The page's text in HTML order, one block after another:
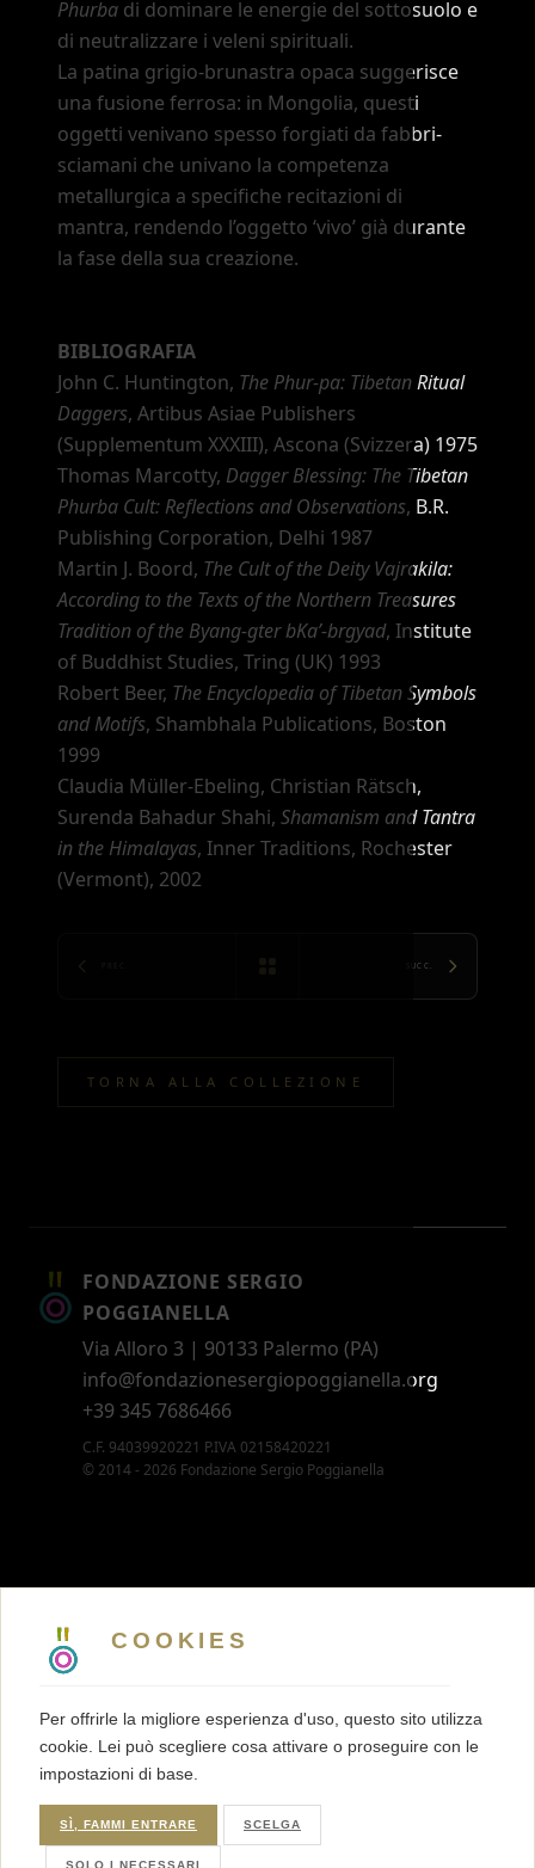
COOKIES
Per offrirle la migliore esperienza d'uso, questo sito utilizza
cookie. Lei può scegliere cosa attivare o proseguire con le
impostazioni di base.
SÌ, FAMMI ENTRARE SCELGA
SOLO I NECESSARI
Phurba di dominare le energie del sottosuolo e
di neutralizzare i veleni spirituali.
La patina grigio-brunastra opaca suggerisce
una fusione ferrosa: in Mongolia, questi
oggetti venivano spesso forgiati da fabbri-
sciamani che univano la competenza
metallurgica a specifiche recitazioni di
mantra, rendendo l’oggetto ‘vivo’ già durante
la fase della sua creazione.
BIBLIOGRAFIA
John C. Huntington, The Phur-pa: Tibetan Ritual
Daggers, Artibus Asiae Publishers
(Supplementum XXXIII), Ascona (Svizzera) 1975
Thomas Marcotty, Dagger Blessing: The Tibetan
Phurba Cult: Reflections and Observations, B.R.
Publishing Corporation, Delhi 1987
Martin J. Boord, The Cult of the Deity Vajrakila:
According to the Texts of the Northern Treasures
Tradition of the Byang-gter bKa’-brgyad, Institute
of Buddhist Studies, Tring (UK) 1993
Robert Beer, The Encyclopedia of Tibetan Symbols
and Motifs, Shambhala Publications, Boston
1999
Claudia Müller-Ebeling, Christian Rätsch,
Surenda Bahadur Shahi, Shamanism and Tantra
in the Himalayas, Inner Traditions, Rochester
(Vermont), 2002
SUCC.
TORNA ALLA COLLEZIONE
FONDAZIONE SERGIO
POGGIANELLA
Via Alloro 3 | 90133 Palermo (PA)
info@fondazionesergiopoggianella.org
+39 345 7686466
C.F. 94039920221 P.IVA 02158420221
© 2014 - 2026 Fondazione Sergio Poggianella
5 X MILLE
MEMBERSHIP
TRASPARENZA
TERMINI E CONDIZIONI
PRIVACY
COOKIES